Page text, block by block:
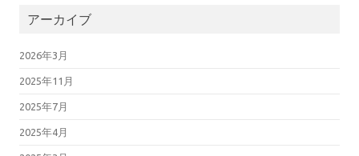
アーカイブ
2026年3月
2025年11月
2025年7月
2025年4月